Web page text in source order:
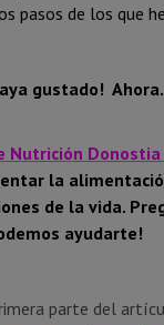
pasos de los que
gustado!
Nutrición Donostia
la
de la vida.
ayudarte!
parte del